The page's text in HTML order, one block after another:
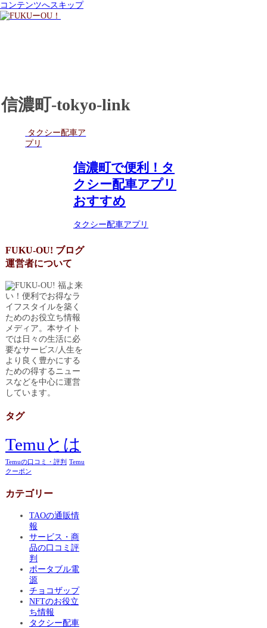
コンテンツへスキップ
信濃町-tokyo-link
タクシー配車ア
プリ
信濃町で便利！タ
クシー配車アプリ
おすすめ
タクシー配車アプリ
FUKU-OU! ブログ
運営者について
福よ来
い！便利でお得なラ
イフスタイルを築く
ためのお役立ち情報
メディア。本サイト
では日々の生活に必
要なサービス/人生を
より良く豊かにする
ための得するニュー
スなどを中心に運営
しています。
タグ
Temuとは
Temuの口コミ・評判 Temu
クーポン
カテゴリー
TAOの通販情
報
サービス・商
品の口コミ評
判
ポータブル電
源
チョコザップ
NFTのお役立
ち情報
タクシー配車